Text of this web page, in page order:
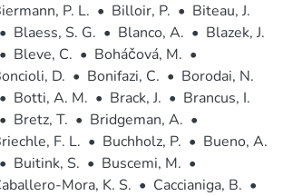
P. L. • Billoir, P. • Biteau, J.
• Blaess, S. G. • Blanco, A. • Blazek, J.
• Bleve, C. • Boháčová, M. •
D. • Bonifazi, C. • Borodai, N.
• Botti, A. M. • Brack, J. • Brancus, I.
• Bretz, T. • Bridgeman, A. •
F. L. • Buchholz, P. • Bueno, A.
• Buitink, S. • Buscemi, M. •
Mora, K. S. • Caccianiga, B. •